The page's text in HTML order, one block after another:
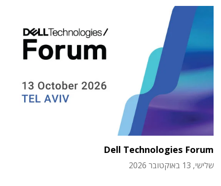
Dell Technologies Forum
שלישי, 13 באוקטובר 2026